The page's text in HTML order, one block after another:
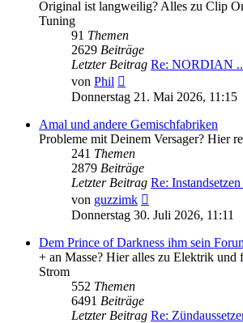
Original ist langweilig? Alles zu Clip
Tuning
91 Themen
2629 Beiträge
Letzter Beitrag Re: NORDIAN
von Phil
Beitrag
Donnerstag 21. Mai 2026, 11:15
Amal und andere Gemischfabriken
Probleme mit Deinem Versager? Hier
241 Themen
2879 Beiträge
Letzter Beitrag Re:
von guzzimk
Beitrag
Donnerstag 30. Juli 2026, 11:11
Dem Prince of Darkness ihm sein
+ an Masse? Hier alles zu Elektrik und
Strom
552 Themen
6491 Beiträge
Letzter Beitrag Re: